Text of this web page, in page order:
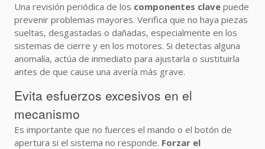
Una revisión periódica de los componentes clave puede
prevenir problemas mayores. Verifica que no haya piezas
sueltas, desgastadas o dañadas, especialmente en los
sistemas de cierre y en los motores. Si detectas alguna
anomalía, actúa de inmediato para ajustarla o sustituirla
antes de que cause una avería más grave.
Evita esfuerzos excesivos en el
mecanismo
Es importante que no fuerces el mando o el botón de
apertura si el sistema no responde. Forzar el